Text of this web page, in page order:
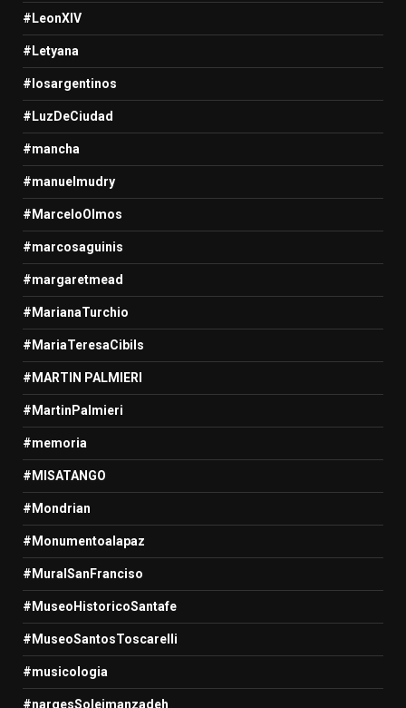
#LeonXIV
#Letyana
#losargentinos
#LuzDeCiudad
#mancha
#manuelmudry
#MarceloOlmos
#marcosaguinis
#margaretmead
#MarianaTurchio
#MariaTeresaCibils
#MARTIN PALMIERI
#MartinPalmieri
#memoria
#MISATANGO
#Mondrian
#Monumentoalapaz
#MuralSanFranciso
#MuseoHistoricoSantafe
#MuseoSantosToscarelli
#musicologia
#nargesSoleimanzadeh